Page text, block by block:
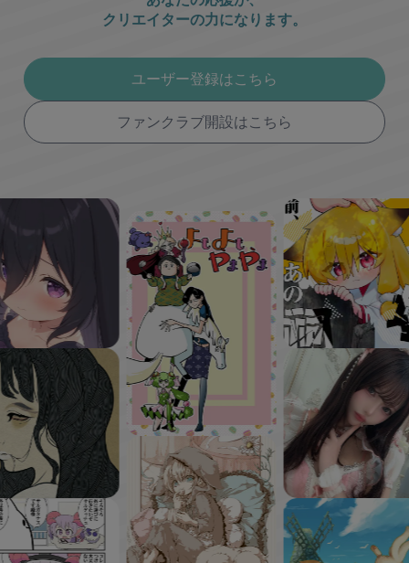
クリエイターの力になります。
ユーザー登録はこちら
ファンクラブ開設はこちら